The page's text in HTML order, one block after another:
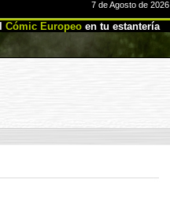
7 de Agosto de 2026
Cómic Europeoen tu estantería